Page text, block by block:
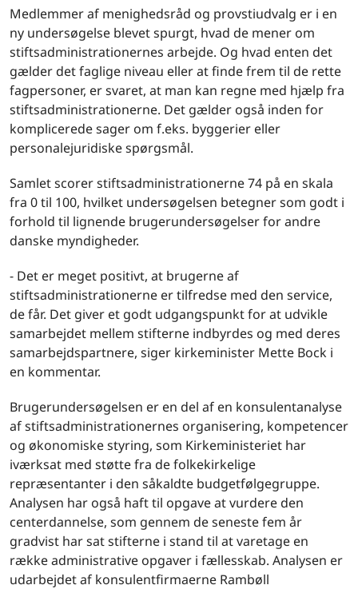
Medlemmer af menighedsråd og provstiudvalg er i en
ny undersøgelse blevet spurgt, hvad de mener om
stiftsadministrationernes arbejde. Og hvad enten det
gælder det faglige niveau eller at finde frem til de rette
fagpersoner, er svaret, at man kan regne med hjælp fra
stiftsadministrationerne. Det gælder også inden for
komplicerede sager om f.eks. byggerier eller
personalejuridiske spørgsmål.
Samlet scorer stiftsadministrationerne 74 på en skala
fra 0 til 100, hvilket undersøgelsen betegner som godt i
forhold til lignende brugerundersøgelser for andre
danske myndigheder.
- Det er meget positivt, at brugerne af
stiftsadministrationerne er tilfredse med den service,
de får. Det giver et godt udgangspunkt for at udvikle
samarbejdet mellem stifterne indbyrdes og med deres
samarbejdspartnere, siger kirkeminister Mette Bock i
en kommentar.
Brugerundersøgelsen er en del af en konsulentanalyse
af stiftsadministrationernes organisering, kompetencer
og økonomiske styring, som Kirkeministeriet har
iværksat med støtte fra de folkekirkelige
repræsentanter i den såkaldte budgetfølgegruppe.
Analysen har også haft til opgave at vurdere den
centerdannelse, som gennem de seneste fem år
gradvist har sat stifterne i stand til at varetage en
række administrative opgaver i fællesskab. Analysen er
udarbejdet af konsulentfirmaerne Rambøll